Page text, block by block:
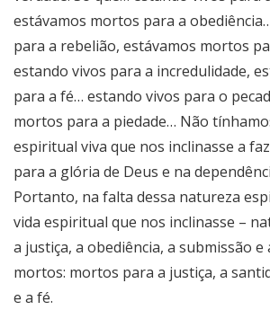
estávamos mortos para a
para a rebelião, estávamos mortos
estando vivos para a incredulidade,
para a fé… estando vivos para o
mortos para a piedade… Não
espiritual viva que nos inclinasse a
para a glória de Deus e na
Portanto, na falta dessa natureza
vida espiritual que nos inclinasse –
a justiça, a obediência, a submissão e
mortos: mortos para a justiça, a
e a fé.